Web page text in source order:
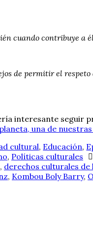
cuando contribuye a
de permitir el
interesante seguir
una de
cultural, Educación,
, Políticas culturales
, derechos culturales de
, Kombou Boly Barry,